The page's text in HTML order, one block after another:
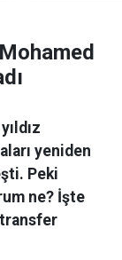
yeniden
Peki
ne? İşte